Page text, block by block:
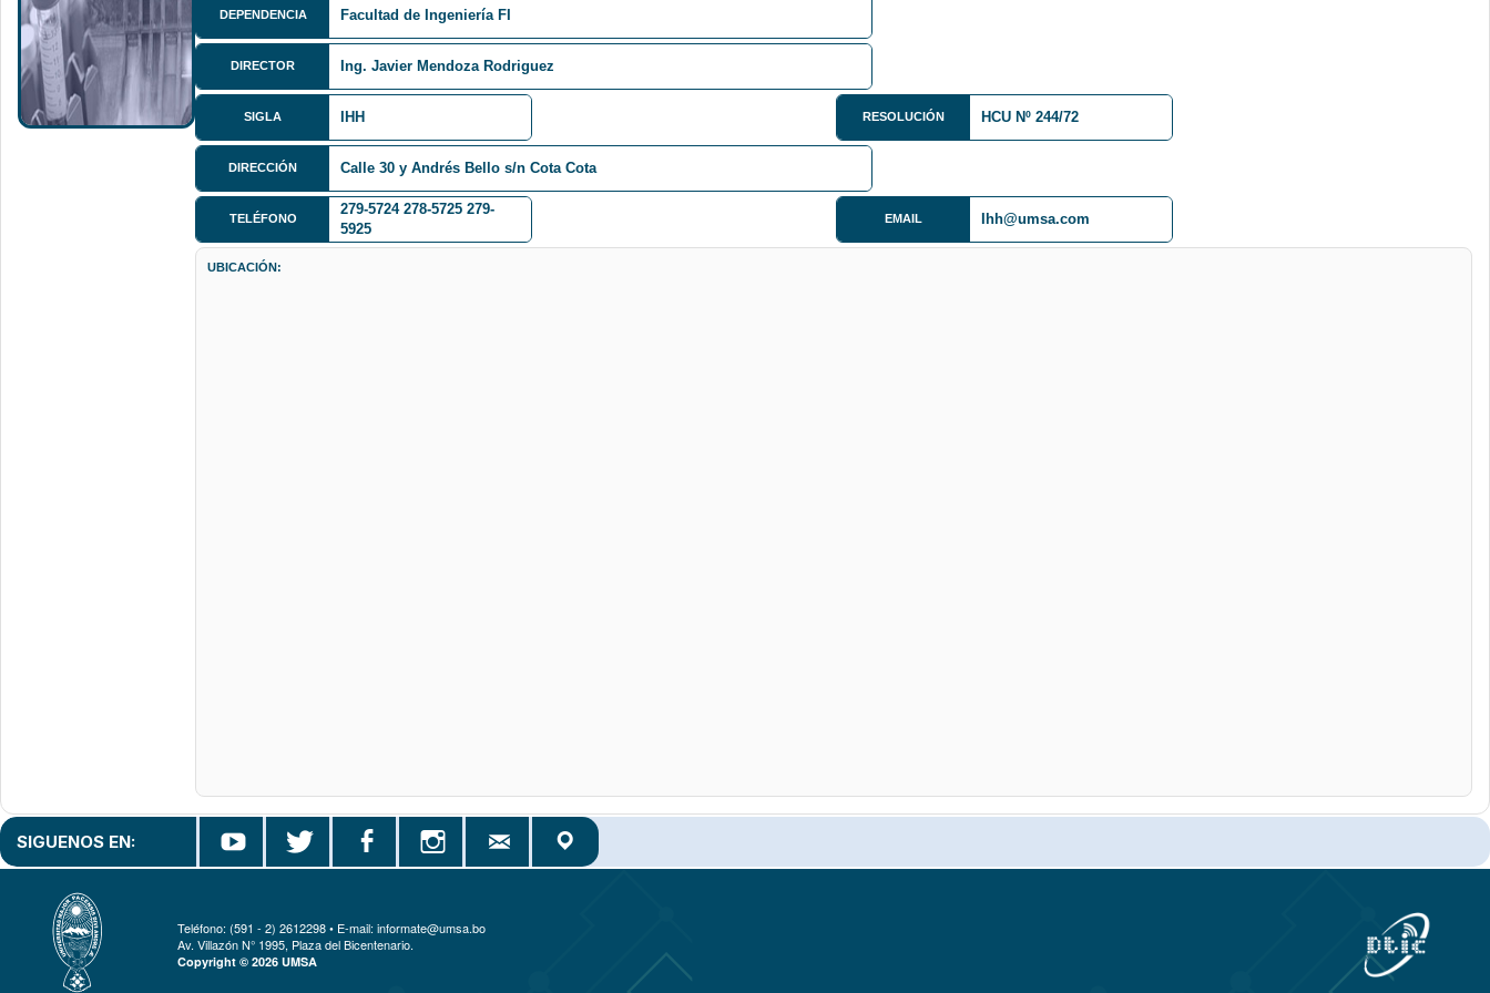
DEPENDENCIA Facultad de Ingeniería FI
DIRECTOR Ing. Javier Mendoza Rodriguez
SIGLA IHH RESOLUCIÓN HCU Nº 244/72
DIRECCIÓN Calle 30 y Andrés Bello s/n Cota Cota
TELÉFONO
279-5724 278-5725 279-
5925
EMAIL Ihh@umsa.com
UBICACIÓN:
SIGUENOS EN:
Teléfono: (591 - 2) 2612298 • E-mail: informate@umsa.bo
Av. Villazón N° 1995, Plaza del Bicentenario.
Copyright © 2026 UMSA